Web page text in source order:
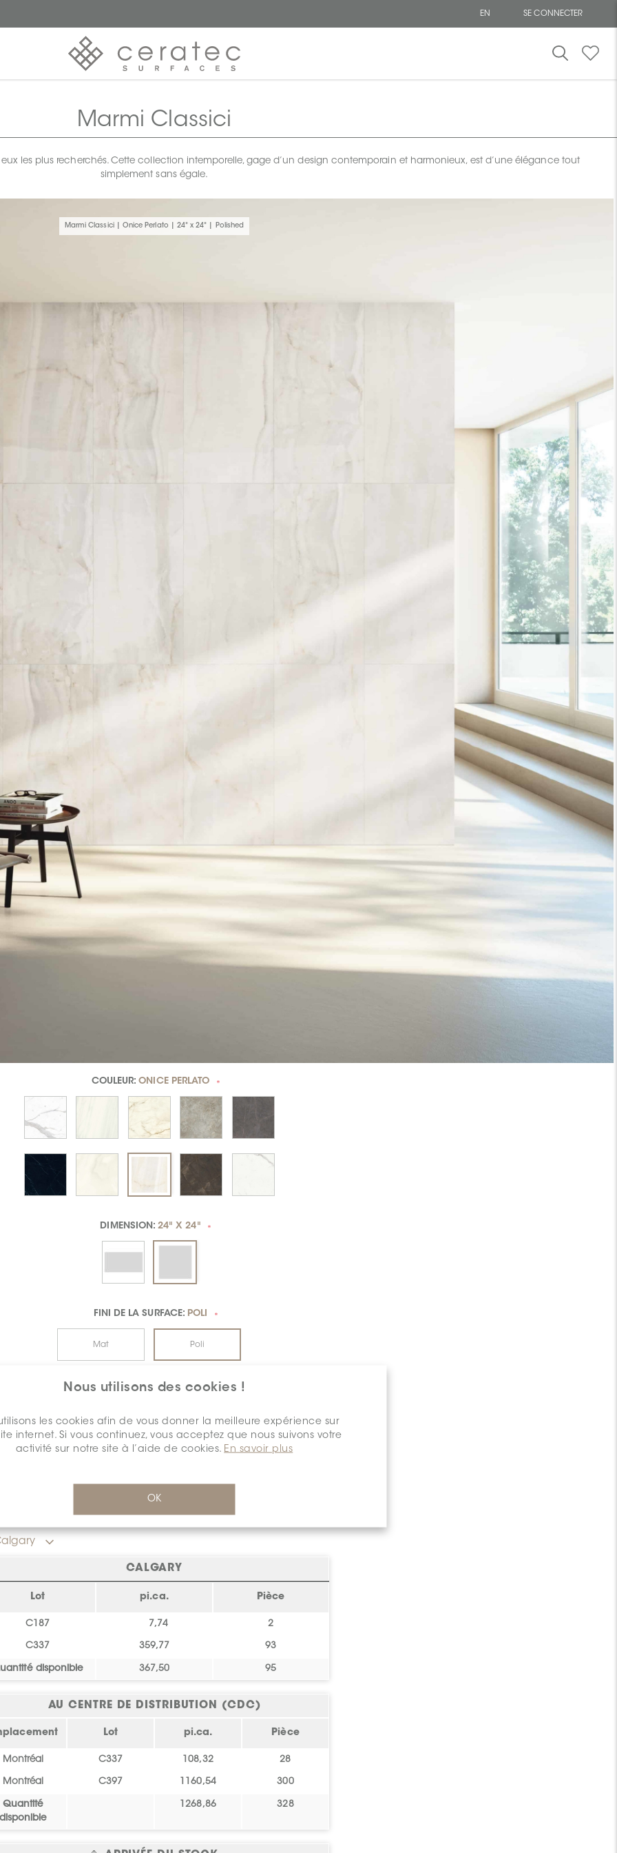
EN SE CONNECTER
Nous utilisons des cookies !
les cookies afin de vous donner la meilleure expérience sur
internet. Si vous continuez, vous acceptez que nous suivons votre
activité sur notre site à l’aide de cookies. En savoir plus
OK
Marmi Classici
les plus recherchés. Cette collection intemporelle, gage d’un design contemporain et harmonieux, est d’une élégance tout
simplement sans égale.
Marmi Classici | Onice Perlato | 24" x 24" | Polished
COULEUR:ONICE PERLATO *
DIMENSION:24" X 24" *
FINI DE LA SURFACE: POLI *
Mat Poli
RSS-1424-MarmiClassici Calgary
CALGARY
Lot pi.ca. Pièce
C187 7,74 2
C337 359,77 93
disponible 367,50 95
AU CENTRE DE DISTRIBUTION (CDC)
Lot pi.ca. Pièce
Montréal C337 108,32 28
Montréal C397 1160,54 300
Quantité
1268,86 328